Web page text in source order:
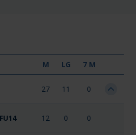
M LG 7 M
27 11 0
12 0 0